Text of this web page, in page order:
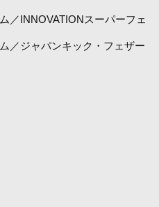
／INNOVATIONスーパーフェ
／ジャパンキック・フェザー